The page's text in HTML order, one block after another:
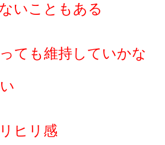
いこともある
ても維持していかな
ヒリ感